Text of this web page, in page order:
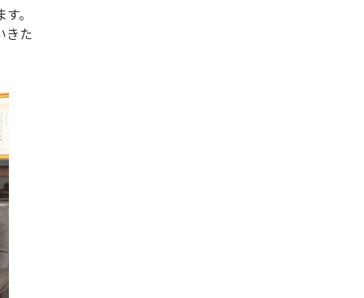
。
きた